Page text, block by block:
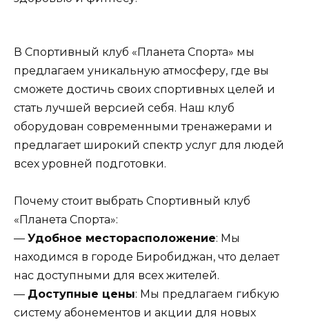
В Спортивный клуб «Планета Спорта» мы
предлагаем уникальную атмосферу, где вы
сможете достичь своих спортивных целей и
стать лучшей версией себя. Наш клуб
оборудован современными тренажерами и
предлагает широкий спектр услуг для людей
всех уровней подготовки.
Почему стоит выбрать Спортивный клуб
«Планета Спорта»:
— Удобное месторасположение: Мы
находимся в городе Биробиджан, что делает
нас доступными для всех жителей.
— Доступные цены: Мы предлагаем гибкую
систему абонементов и акции для новых